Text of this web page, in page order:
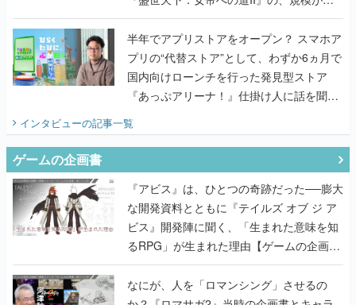
うこだわりをプロデューサーに聞いた
半年でアプリストアをオープン？ スマホア
プリの“代替ストア”として、わずか6ヵ月で
国内向けローンチを行った発見型ストア
『あっぷアリーナ！』仕掛け人に話を聞い
インタビューの記事一覧
ゲームの企画書
『アビス』は、ひとつの奇跡だった──膨大
な開発資料とともに『テイルズ オブ ジ ア
ビス』開発陣に聞く、「生まれた意味を知
るRPG」が生まれた理由【ゲームの企画
書】
なにが、人を「ロマンシング」させるの